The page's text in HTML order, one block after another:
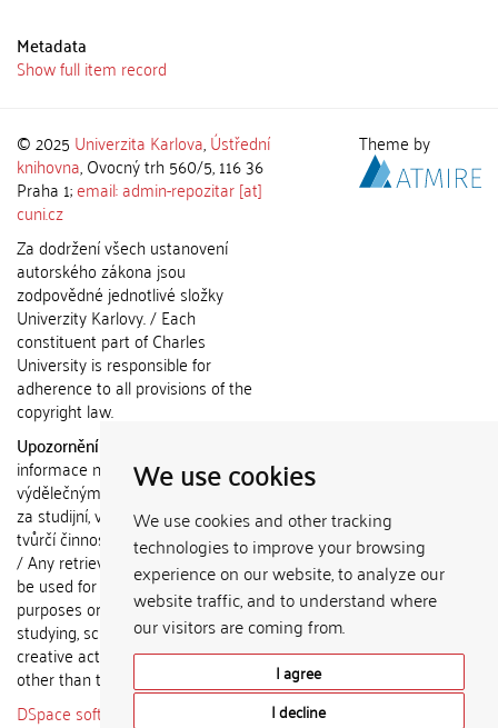
We use cookies
We use cookies and other tracking
technologies to improve your browsing
experience on our website, to analyze our
website traffic, and to understand where
our visitors are coming from.
I agree
I decline
Metadata
Show full item record
© 2025 Univerzita Karlova,Ústřední
knihovna, Ovocný trh 560/5, 116 36
Praha 1;email: admin-repozitar [at]
cuni.cz
Za dodržení všech ustanovení
autorského zákona jsou
zodpovědné jednotlivé složky
Univerzity Karlovy. / Each
constituent part of Charles
University is responsible for
adherence to all provisions of the
copyright law.
Upozornění / Notice:
informace nemohou být použity k
výdělečným účelům nebo vydávány
za studijní, vědeckou nebo jinou
tvůrčí činnost jiné osoby než autora.
/ Any retrieved information shall not
be used for any commercial
purposes or claimed as results of
studying, scientific or any other
creative activities of any person
other than the author.
DSpace software
Theme by